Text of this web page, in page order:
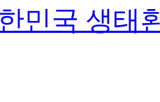
민국 생태